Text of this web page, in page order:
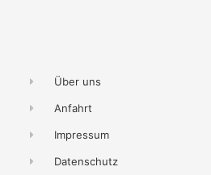
Über uns
Anfahrt
Impressum
Datenschutz